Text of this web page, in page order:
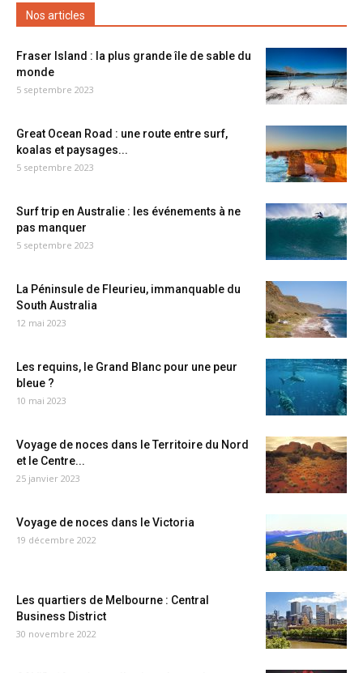
Nos articles
Fraser Island : la plus grande île de sable du
monde
5 septembre 2023
Great Ocean Road : une route entre surf,
koalas et paysages...
5 septembre 2023
Surf trip en Australie : les événements à ne
pas manquer
5 septembre 2023
La Péninsule de Fleurieu, immanquable du
South Australia
12 mai 2023
Les requins, le Grand Blanc pour une peur
bleue ?
10 mai 2023
Voyage de noces dans le Territoire du Nord
et le Centre...
25 janvier 2023
Voyage de noces dans le Victoria
19 décembre 2022
Les quartiers de Melbourne : Central
Business District
30 novembre 2022